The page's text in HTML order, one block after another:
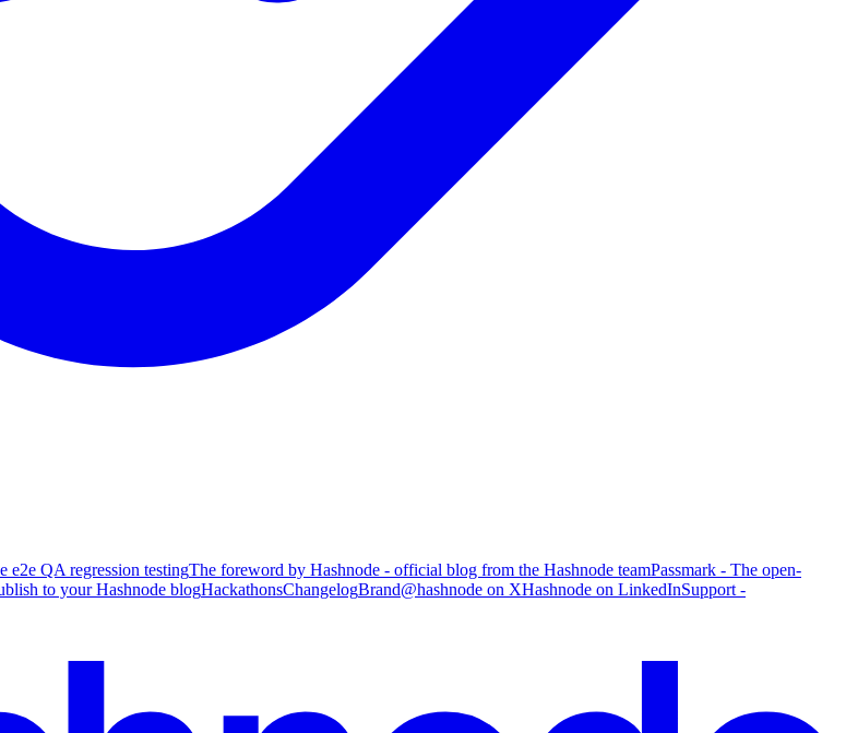
e2e QA regression testingThe foreword by Hashnode - official blog from the Hashnode teamPassmark - The open-
to your Hashnode blogHackathonsChangelogBrand@hashnode on XHashnode on LinkedInSupport -